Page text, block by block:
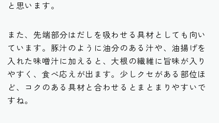
と思います。
また、先端部分はだしを吸わせる具材としても向い
ています。豚汁のように油分のある汁や、油揚げを
入れた味噌汁に加えると、大根の繊維に旨味が入り
やすく、食べ応えが出ます。少しクセがある部位ほ
ど、コクのある具材と合わせるとまとまりやすいで
すね。